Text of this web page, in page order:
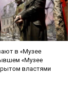
в «Музее
«Музее
властями